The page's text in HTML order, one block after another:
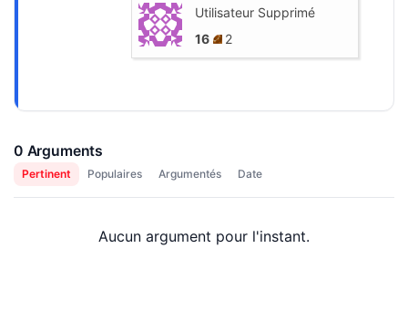
Utilisateur Supprimé
16
2
0 Arguments
Pertinent Populaires Argumentés Date
Aucun argument pour l'instant.